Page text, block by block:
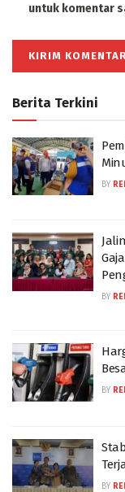
untuk komentar
Berita Terkini
BY
BY
BY
BY